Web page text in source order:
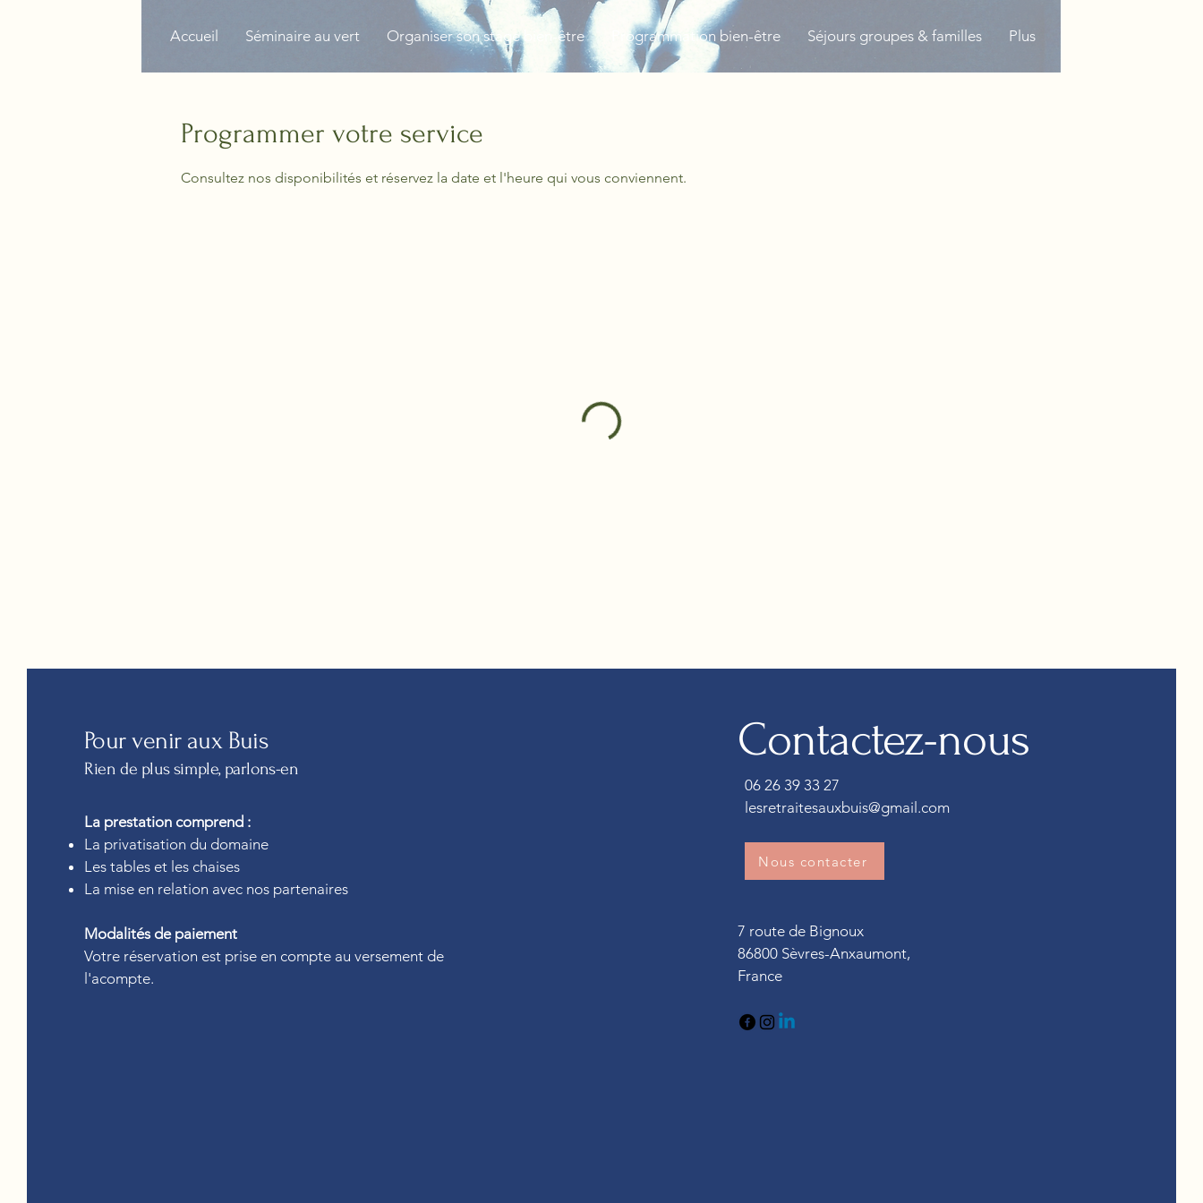
Accueil Séminaire au vert Organiser son stage bien-être Programmation bien-être Séjours groupes & familles Plus
Programmer votre service
Consultez nos disponibilités et réservez la date et l'heure qui vous conviennent.
Pour venir aux Buis
Rien de plus simple, parlons-en
La prestation comprend :
La privatisation du domaine
Les tables et les chaises
La mise en relation avec nos partenaires
Modalités de paiement
Votre réservation est prise en compte au versement de
l'acompte.
Contactez-nous
06 26 39 33 27
lesretraitesauxbuis@gmail.com
Nous contacter
7 route de Bignoux
86800 Sèvres-Anxaumont,
France